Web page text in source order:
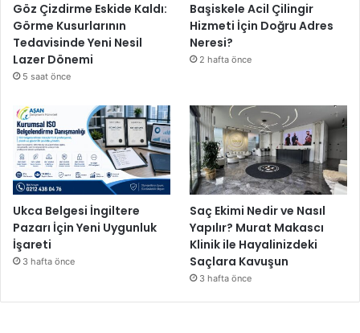
Göz Çizdirme Eskide Kaldı:
Görme Kusurlarının
Tedavisinde Yeni Nesil
Lazer Dönemi
5 saat önce
Başiskele Acil Çilingir
Hizmeti İçin Doğru Adres
Neresi?
2 hafta önce
Ukca Belgesi İngiltere
Pazarı İçin Yeni Uygunluk
İşareti
3 hafta önce
Saç Ekimi Nedir ve Nasıl
Yapılır? Murat Makascı
Klinik ile Hayalinizdeki
Saçlara Kavuşun
3 hafta önce